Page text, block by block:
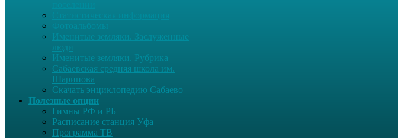
Фотоальбомы
Именитые земляки. Заслуженные
люди
Именитые земляки. Рубрика
Сабаевская средняя школа им.
Шарипова
Скачать энциклопедию Сабаево
Полезные опции
Гимны РФ и РБ
Расписание станция Уфа
Программа ТВ